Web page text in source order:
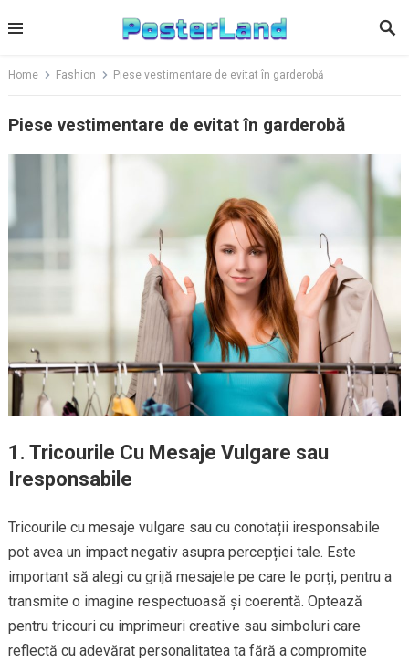
to
Home Fashion Piese vestimentare de evitat în garderobă
Piese vestimentare de evitat în garderobă
1. Tricourile Cu Mesaje Vulgare sau
Iresponsabile
Tricourile cu mesaje vulgare sau cu conotații iresponsabile
pot avea un impact negativ asupra percepției tale. Este
important să alegi cu grijă mesajele pe care le porți, pentru a
transmite o imagine respectuoasă și coerentă. Optează
pentru tricouri cu imprimeuri creative sau simboluri care
reflectă cu adevărat personalitatea ta fără a compromite